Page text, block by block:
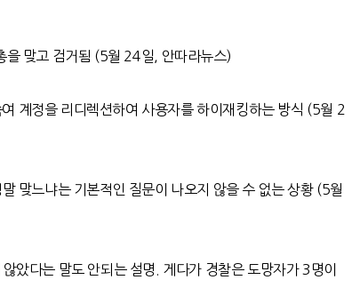
을 맞고 검거됨 (5월 24일, 안따라뉴스)
계정을 리디렉션하여 사용자를 하이재킹하는 방식 (5월 2
맞느냐는 기본적인 질문이 나오지 않을 수 없는 상황(5월
았다는 말도 안되는 설명. 게다가 경찰은 도망자가 3명이